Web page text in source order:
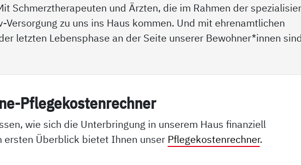
Schmerztherapeuten und Ärzten, die im Rahmen der
Versorgung zu uns ins Haus kommen. Und mit ehrenamtlichen
letzten Lebensphase an der Seite unserer Bewohner*innen
Pf­le­ge­kos­ten­rech­ner
wie sich die Unterbringung in unserem Haus finanziell
ersten Überblick bietet Ihnen unser Pflegekostenrechner.